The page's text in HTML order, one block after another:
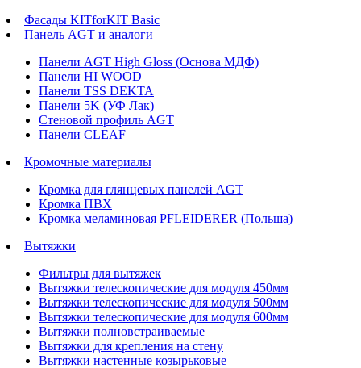
Фасады KITforKIT Basic
Панель AGT и аналоги
Панели AGT High Gloss (Основа МДФ)
Панели HI WOOD
Панели TSS DEKTA
Панели 5K (УФ Лак)
Стеновой профиль AGT
Панели CLEAF
Кромочные материалы
Кромка для глянцевых панелей AGT
Кромка ПВХ
Кромка меламиновая PFLEIDERER (Польша)
Вытяжки
Фильтры для вытяжек
Вытяжки телескопические для модуля 450мм
Вытяжки телескопические для модуля 500мм
Вытяжки телескопические для модуля 600мм
Вытяжки полновстраиваемые
Вытяжки для крепления на стену
Вытяжки настенные козырьковые